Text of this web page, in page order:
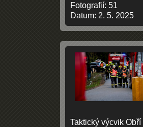
Fotografií: 51
Datum: 2. 5. 2025
Taktický výcvik Obří